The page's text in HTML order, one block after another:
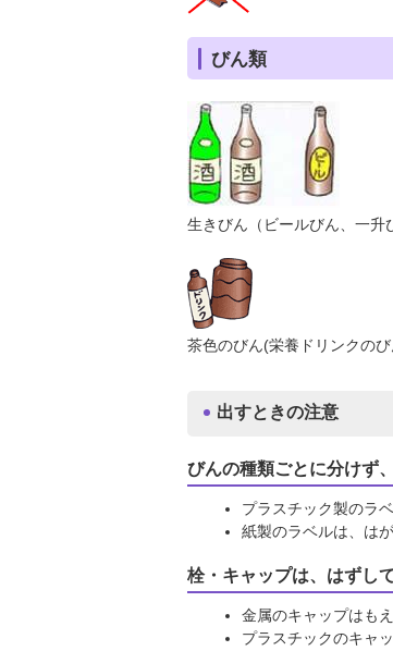
びん類
生きびん（ビールびん、一升
茶色のびん(栄養ドリンクの
出すときの注意
びんの種類ごとに分けず
プラスチック製のラ
紙製のラベルは、は
栓・キャップは、はずし
金属のキャップはも
プラスチックのキャ